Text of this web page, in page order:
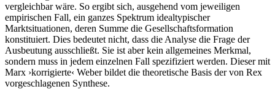
vergleichbar wäre. So ergibt sich, ausgehend vom jeweiligen
empirischen Fall, ein ganzes Spektrum idealtypischer
Marktsituationen, deren Summe die Gesellschaftsformation
konstituiert. Dies bedeutet nicht, dass die Analyse die Frage der
Ausbeutung ausschließt. Sie ist aber kein allgemeines Merkmal,
sondern muss in jedem einzelnen Fall spezifiziert werden. Dieser mit
Marx ›korrigierte‹ Weber bildet die theoretische Basis der von Rex
vorgeschlagenen Synthese.